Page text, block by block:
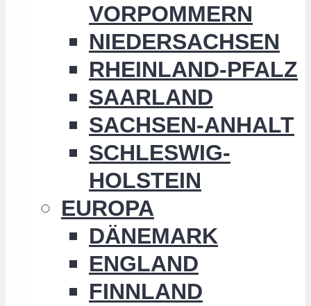
VORPOMMERN
NIEDERSACHSEN
RHEINLAND-PFALZ
SAARLAND
SACHSEN-ANHALT
SCHLESWIG-
HOLSTEIN
EUROPA
DÄNEMARK
ENGLAND
FINNLAND